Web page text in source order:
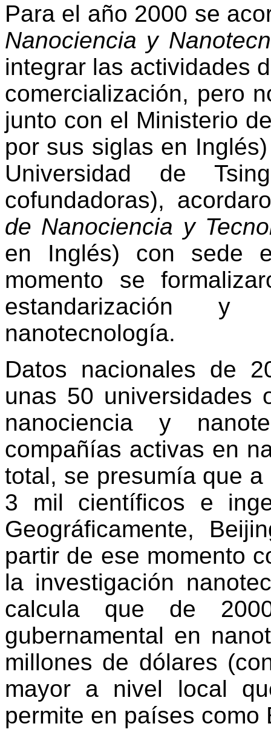
Para el año 2000 se
Nanociencia y
integrar las actividades
comercialización, pero
junto con el Ministerio
por sus siglas en
Universidad de
cofundadoras),
de Nanociencia y
en Inglés) con sede
momento se
estandarización y
nanotecnología.
Datos nacionales de
unas 50 universidades
nanociencia y
compañías activas en
total, se presumía que
3 mil científicos e
Geográficamente,
partir de ese momento
la investigación
calcula que de
gubernamental en
millones de dólares
mayor a nivel local
permite en países como